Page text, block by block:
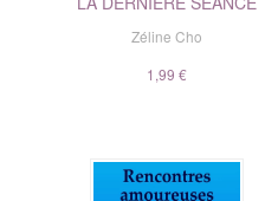
Zéline Cho
1,99 €